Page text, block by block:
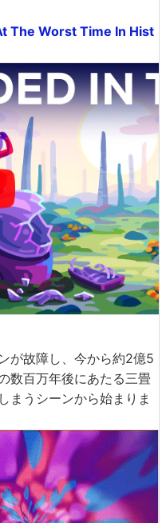
The Worst Time In Hist
が故障し、今から約2億5
数百万年後にあたる三畳
まうシーンから始まりま